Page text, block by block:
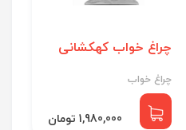
چراغ خواب کهکشانی
چراغ خواب
1,980,000 تومان